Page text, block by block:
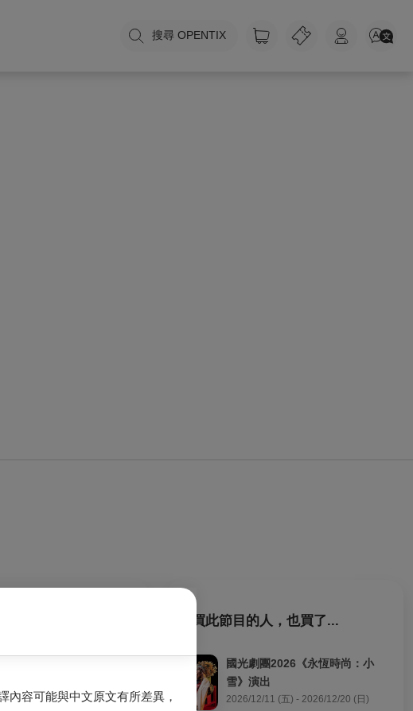
搜尋 OPENTIX
內容可能與中文原文有所差異，
辦或受邀的演出與活
樂家群，呈現給觀眾的現
購買此節目的人，也買了...
國光劇團2026《永恆時尚：小
雪》演出
2026/12/11 (五) - 2026/12/20 (日)